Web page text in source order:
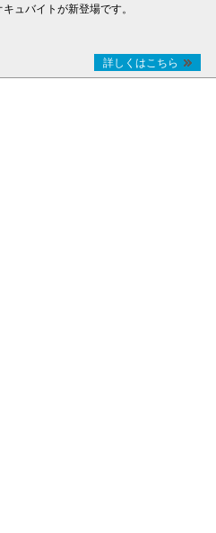
ュバイトが新登場です。
詳しくはこちら